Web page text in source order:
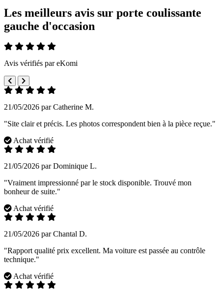
Les meilleurs avis sur porte coulissante
gauche d'occasion
Avis vérifiés par eKomi
21/05/2026 par Catherine M.
"Site clair et précis. Les photos correspondent bien à la pièce reçue."
Achat vérifié
21/05/2026 par Dominique L.
"Vraiment impressionné par le stock disponible. Trouvé mon
bonheur de suite."
Achat vérifié
21/05/2026 par Chantal D.
"Rapport qualité prix excellent. Ma voiture est passée au contrôle
technique."
Achat vérifié